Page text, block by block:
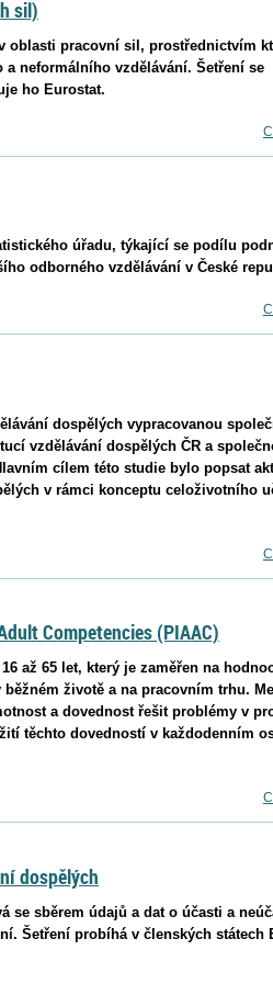
sil)
oblasti pracovní sil, prostřednictvím
neformálního vzdělávání. Šetření se
ho Eurostat.
úřadu, týkající se podílu
odborného vzdělávání v České
dospělých vypracovanou
vzdělávání dospělých ČR a
cílem této studie bylo popsat
v rámci konceptu celoživotního
Competencies (PIAAC)
až 65 let, který je zaměřen na
životě a na pracovním trhu.
a dovednost řešit problémy v
těchto dovedností v každodenním
dospělých
se sběrem údajů a dat o účasti a
Šetření probíhá v členských státech